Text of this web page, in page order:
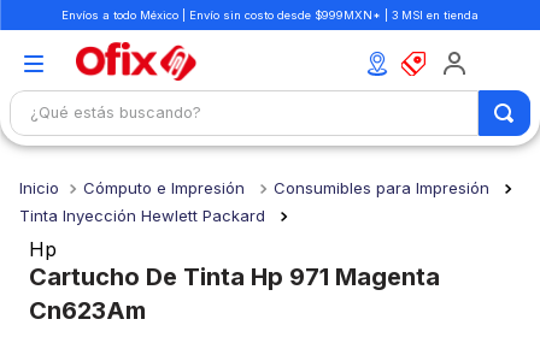
Envíos a todo México | Envío sin costo desde $999MXN* | 3 MSI en tienda
¿Qué estás buscando?
Cómputo e Impresión
Consumibles para Impresión
Tinta Inyección Hewlett Packard
Hp
Cartucho De Tinta Hp 971 Magenta
Cn623Am
1.
mochilas
2.
3.
cuaderno
4.
cuadernos